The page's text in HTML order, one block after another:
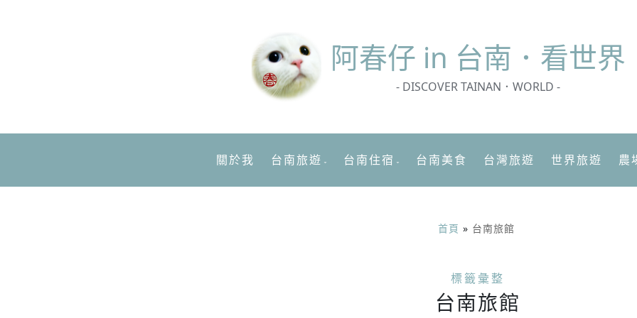
阿春仔 in 台南．看世界
- DISCOVER TAINAN．WORLD -
關於我 台南旅遊 台南住宿 台南美食 台灣旅遊 世界旅遊 農
首頁 » 台南旅館
標籤彙整
台南旅館